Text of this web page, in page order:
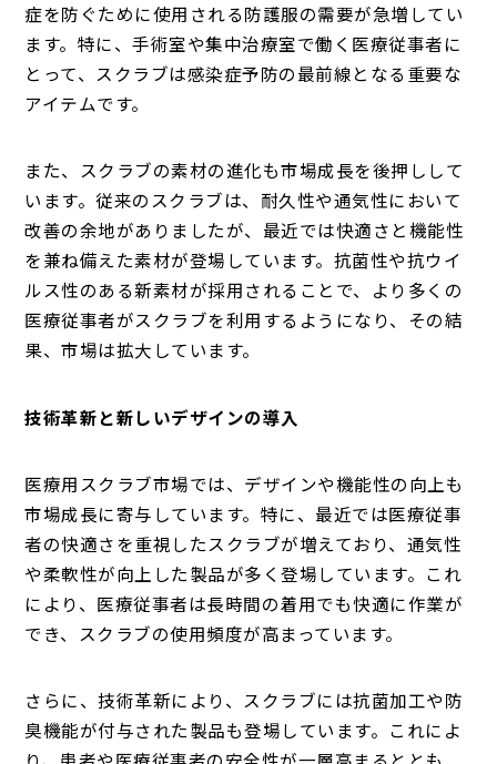
症を防ぐために使用される防護服の需要が急増してい
ます。特に、手術室や集中治療室で働く医療従事者に
とって、スクラブは感染症予防の最前線となる重要な
アイテムです。
また、スクラブの素材の進化も市場成長を後押しして
います。従来のスクラブは、耐久性や通気性において
改善の余地がありましたが、最近では快適さと機能性
を兼ね備えた素材が登場しています。抗菌性や抗ウイ
ルス性のある新素材が採用されることで、より多くの
医療従事者がスクラブを利用するようになり、その結
果、市場は拡大しています。
技術革新と新しいデザインの導入
医療用スクラブ市場では、デザインや機能性の向上も
市場成長に寄与しています。特に、最近では医療従事
者の快適さを重視したスクラブが増えており、通気性
や柔軟性が向上した製品が多く登場しています。これ
により、医療従事者は長時間の着用でも快適に作業が
でき、スクラブの使用頻度が高まっています。
さらに、技術革新により、スクラブには抗菌加工や防
臭機能が付与された製品も登場しています。これによ